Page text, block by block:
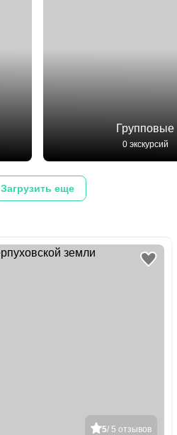
Групповые
0 экскурсий
Загрузить еще
5/ 5 отзывов